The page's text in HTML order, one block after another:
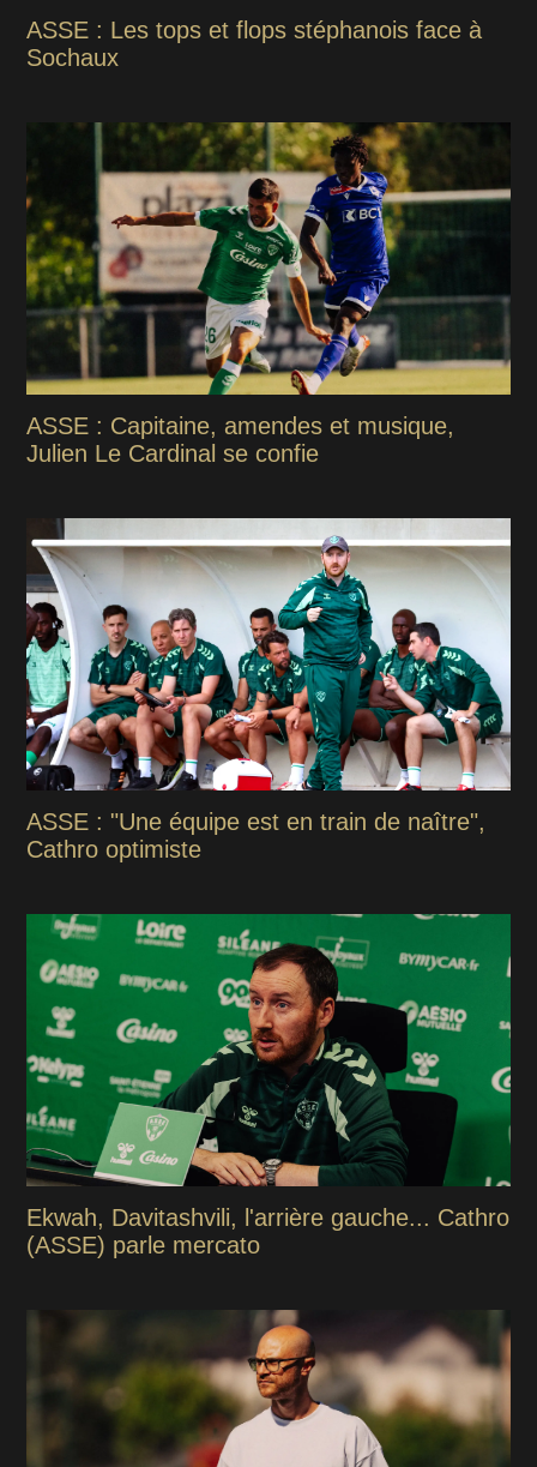
ASSE : Les tops et flops stéphanois face à
Sochaux
ASSE : Capitaine, amendes et musique,
Julien Le Cardinal se confie
ASSE : "Une équipe est en train de naître",
Cathro optimiste
Ekwah, Davitashvili, l'arrière gauche... Cathro
(ASSE) parle mercato